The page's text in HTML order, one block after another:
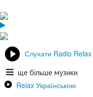
Слухати Radio Relax
ще більше музики
Relax Українською